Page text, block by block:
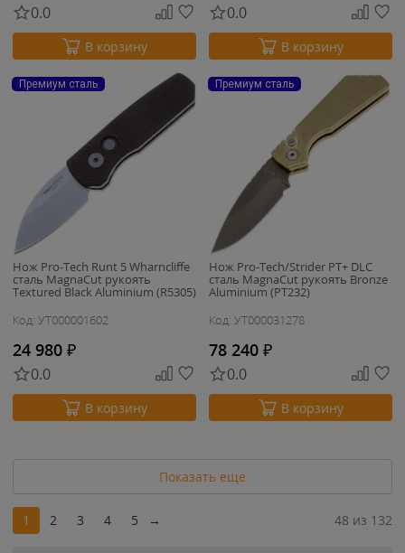
0.0
В корзину
0.0
В корзину
Премиум сталь
Нож Pro-Tech Runt 5 Wharncliffe
сталь MagnaCut рукоять
Textured Black Aluminium (R5305)
Код: УТ000001602
24 980 ₽
0.0
В корзину
Премиум сталь
Нож Pro-Tech/Strider PT+ DLC
сталь MagnaCut рукоять Bronze
Aluminium (PT232)
Код: УТ000031278
78 240 ₽
0.0
В корзину
Показать еще
1 2 3 4 5 → 48 из 132